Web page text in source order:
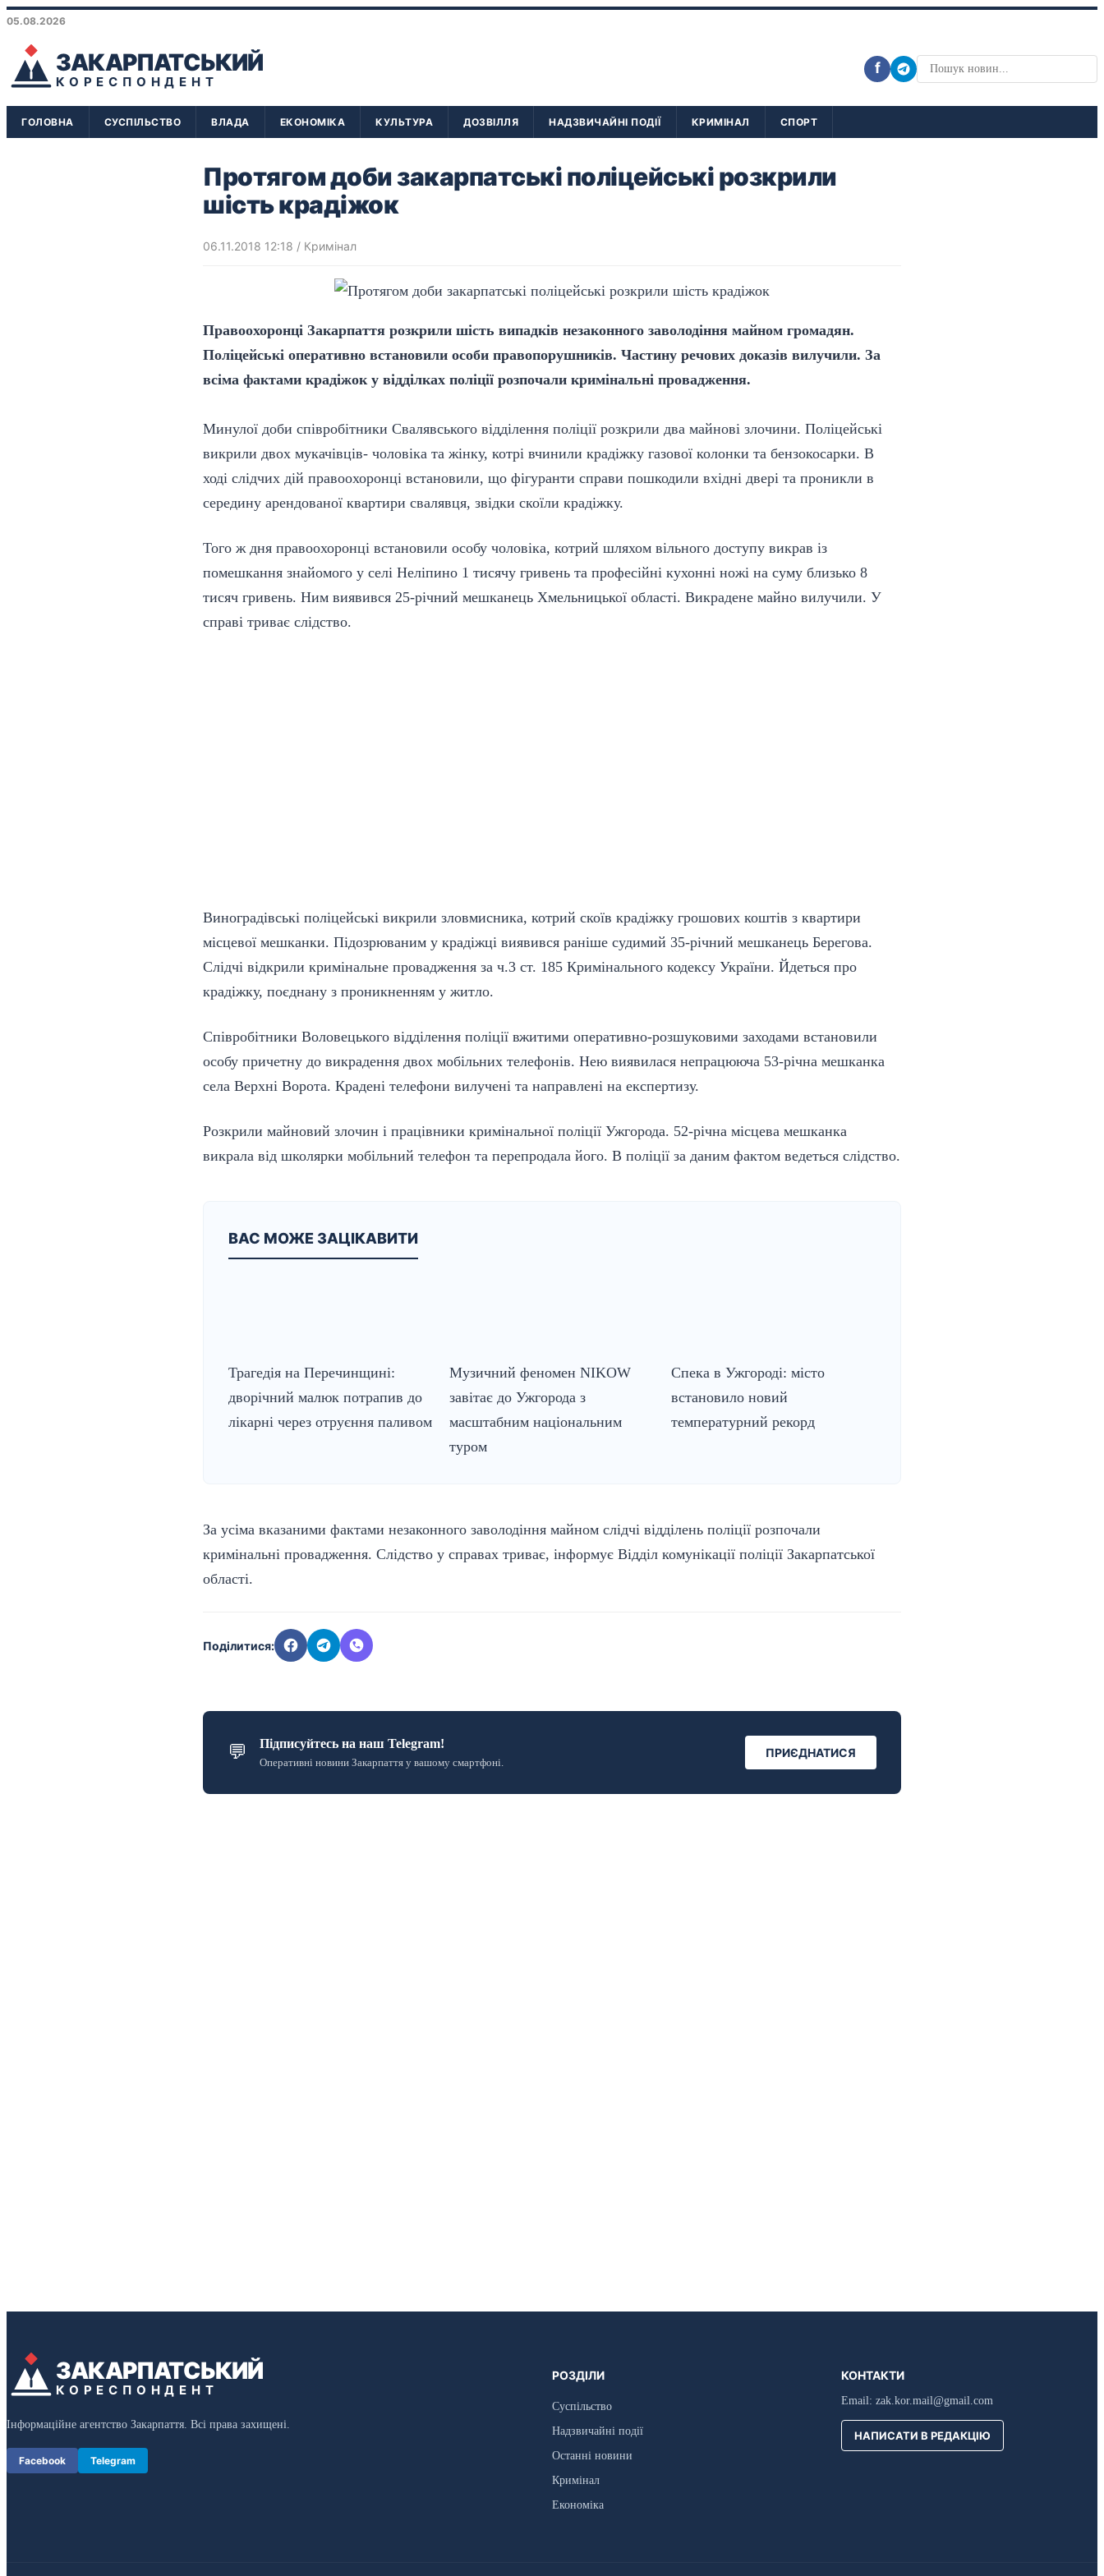
05.08.2026
ЗАКАРПАТСЬКИЙ
КОРЕСПОНДЕНТ
f
ГОЛОВНА СУСПІЛЬСТВО ВЛАДА ЕКОНОМІКА КУЛЬТУРА ДОЗВІЛЛЯ НАДЗВИЧАЙНІ ПОДІЇ КРИМІНАЛ СПОРТ
Протягом доби закарпатські поліцейські розкрили
шість крадіжок
06.11.2018 12:18 / Кримінал
Правоохоронці Закарпаття розкрили шість випадків незаконного заволодіння майном громадян.
Поліцейські оперативно встановили особи правопорушників. Частину речових доказів вилучили. За
всіма фактами крадіжок у відділках поліції розпочали кримінальні провадження.
Минулої доби співробітники Свалявського відділення поліції розкрили два майнові злочини. Поліцейські
викрили двох мукачівців- чоловіка та жінку, котрі вчинили крадіжку газової колонки та бензокосарки. В
ході слідчих дій правоохоронці встановили, що фігуранти справи пошкодили вхідні двері та проникли в
середину арендованої квартири свалявця, звідки скоїли крадіжку.
Того ж дня правоохоронці встановили особу чоловіка, котрий шляхом вільного доступу викрав із
помешкання знайомого у селі Неліпино 1 тисячу гривень та професійні кухонні ножі на суму близько 8
тисяч гривень. Ним виявився 25-річний мешканець Хмельницької області. Викрадене майно вилучили. У
справі триває слідство.
Виноградівські поліцейські викрили зловмисника, котрий скоїв крадіжку грошових коштів з квартири
місцевої мешканки. Підозрюваним у крадіжці виявився раніше судимий 35-річний мешканець Берегова.
Слідчі відкрили кримінальне провадження за ч.3 ст. 185 Кримінального кодексу України. Йдеться про
крадіжку, поєднану з проникненням у житло.
Співробітники Воловецького відділення поліції вжитими оперативно-розшуковими заходами встановили
особу причетну до викрадення двох мобільних телефонів. Нею виявилася непрацююча 53-річна мешканка
села Верхні Ворота. Крадені телефони вилучені та направлені на експертизу.
Розкрили майновий злочин і працівники кримінальної поліції Ужгорода. 52-річна місцева мешканка
викрала від школярки мобільний телефон та перепродала його. В поліції за даним фактом ведеться слідство.
ВАС МОЖЕ ЗАЦІКАВИТИ
Трагедія на Перечинщині:
дворічний малюк потрапив до
лікарні через отруєння паливом
Музичний феномен NIKOW
завітає до Ужгорода з
масштабним національним
туром
Спека в Ужгороді: місто
встановило новий
температурний рекорд
За усіма вказаними фактами незаконного заволодіння майном слідчі відділень поліції розпочали
кримінальні провадження. Слідство у справах триває, інформує Відділ комунікації поліції Закарпатської
області.
Поділитися:
💬 Підписуйтесь на наш Telegram!
Оперативні новини Закарпаття у вашому смартфоні.
ПРИЄДНАТИСЯ
ЗАКАРПАТСЬКИЙ
КОРЕСПОНДЕНТ
Інформаційне агентство Закарпаття. Всі права захищені.
Facebook Telegram
РОЗДІЛИ
Суспільство
Надзвичайні події
Останні новини
Кримінал
Економіка
КОНТАКТИ
Email: zak.kor.mail@gmail.com
НАПИСАТИ В РЕДАКЦІЮ